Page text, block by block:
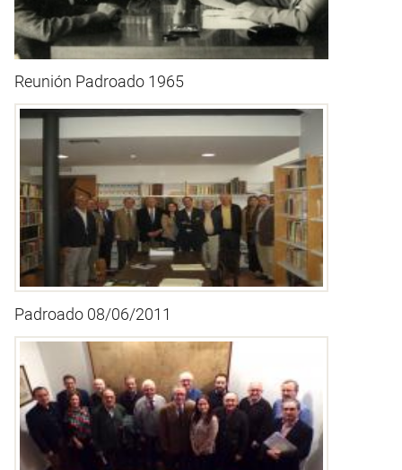
Reunión Padroado 1965
Padroado 08/06/2011